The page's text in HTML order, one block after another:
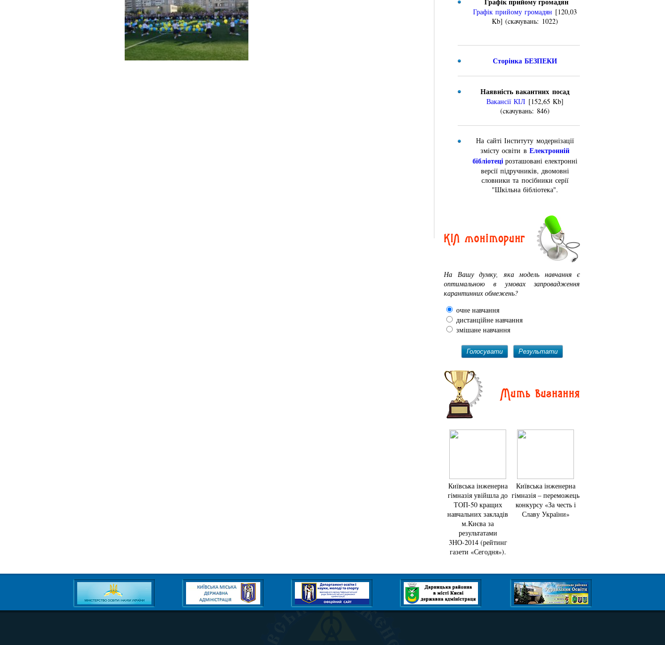
Графік прийому громадян [120,03
Kb] (cкачувань: 1022)
Сторінка БЕЗПЕКИ
Наявність вакантних посад
Вакансії КІЛ [152,65 Kb]
(cкачувань: 846)
На сайті Інституту модернізації
змісту освіти вЕлектронній
бібліотеці розташовані електронні
версії підручників, двомовні
словники та посібники серії
"Шкільна бібліотека".
КІЛ моніторинг
На Вашу думку, яка модель навчання є
оптимальною в умовах запровадження
карантинних обмежень?
очне навчання
дистанційне навчання
змішане навчання
Голосувати Результати
Мить визнання
Київська інженерна
гімназія увійшла до
ТОП-50 кращих
навчальних закладів
м.Києва за
результатами
3НО-2014 (рейтинг
газети «Сегодня»).
Київська інженерна
гімназія – переможець
конкурсу «За честь і
Славу України»